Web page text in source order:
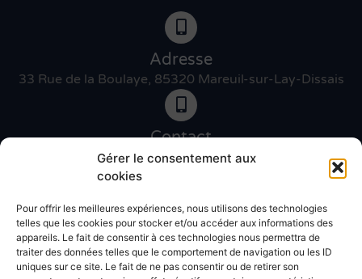
Gérer le consentement aux
cookies
Pour offrir les meilleures expériences, nous utilisons des technologies
telles que les cookies pour stocker et/ou accéder aux informations des
appareils. Le fait de consentir à ces technologies nous permettra de
traiter des données telles que le comportement de navigation ou les ID
uniques sur ce site. Le fait de ne pas consentir ou de retirer son
Adresse
33 Rue de la Boulaye, 85320 Mareuil-sur-Lay-Dissais
Contact
06 46 27 89 83
Contact
02 51 30 31 09